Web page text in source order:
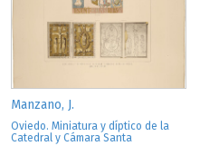
Manzano, J.
Oviedo. Miniatura y díptico de la
Catedral y Cámara Santa